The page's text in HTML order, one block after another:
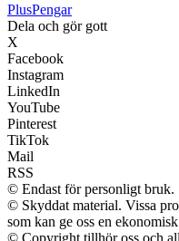
PlusPengar
Dela och gör gott
X
Facebook
Instagram
LinkedIn
YouTube
Pinterest
TikTok
Mail
RSS
© Endast för personligt bruk.
© Skyddat material. Vissa
som kan ge oss en
© Copyright tillhör oss och